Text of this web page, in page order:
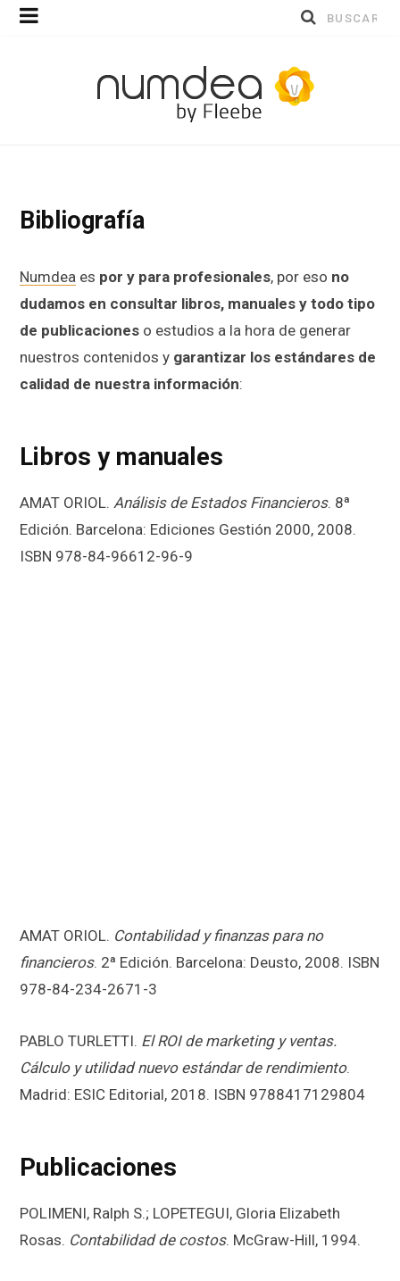
Buscar
Bibliografía
Numdea es por y para profesionales, por eso no
dudamos en consultar libros, manuales y todo tipo
de publicaciones o estudios a la hora de generar
nuestros contenidos y garantizar los estándares de
calidad de nuestra información:
Libros y manuales
AMAT ORIOL. Análisis de Estados Financieros. 8ª
Edición. Barcelona: Ediciones Gestión 2000, 2008.
ISBN 978-84-96612-96-9
AMAT ORIOL. Contabilidad y finanzas para no
financieros. 2ª Edición. Barcelona: Deusto, 2008. ISBN
978-84-234-2671-3
PABLO TURLETTI. El ROI de marketing y ventas.
Cálculo y utilidad nuevo estándar de rendimiento.
Madrid: ESIC Editorial, 2018. ISBN 9788417129804
Publicaciones
POLIMENI, Ralph S.; LOPETEGUI, Gloria Elizabeth
Rosas. Contabilidad de costos. McGraw-Hill, 1994.